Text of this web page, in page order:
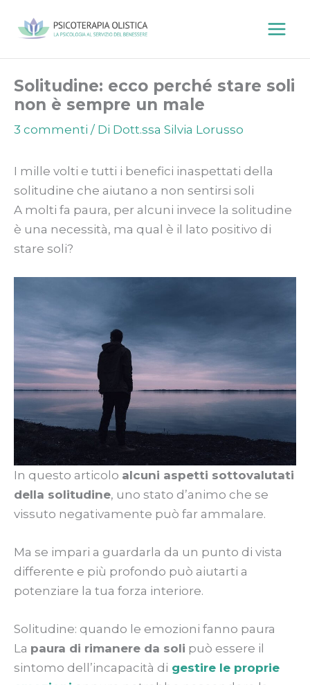
Solitudine: ecco perché stare soli
non è sempre un male
3 commenti / Di Dott.ssa Silvia Lorusso
I mille volti e tutti i benefici inaspettati della
solitudine che aiutano a non sentirsi soli
A molti fa paura, per alcuni invece la solitudine
è una necessità, ma qual è il lato positivo di
stare soli?
In questo articolo alcuni aspetti sottovalutati
della solitudine, uno stato d’animo che se
vissuto negativamente può far ammalare.
Ma se impari a guardarla da un punto di vista
differente e più profondo può aiutarti a
potenziare la tua forza interiore.
Solitudine: quando le emozioni fanno paura
La paura di rimanere da soli può essere il
sintomo dell’incapacità di gestire le proprie